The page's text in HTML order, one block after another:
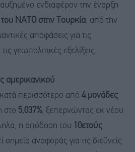
ενδιαφέρον την έναρξη
ΝΑΤΟ στην Τουρκία, από την
αποφάσεις για τις
γεωπολιτικές εξελίξεις.
αμερικανικού
περισσότερο από 4 μονάδες
στο 5,037%, ξεπερνώντας εκ νέου
η απόδοση του
10ετούς
σημείο αναφοράς για τις διεθνείς